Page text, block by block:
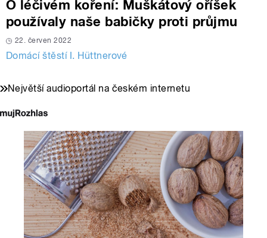
O léčivém koření: Muškátový oříšek
používaly naše babičky proti průjmu
22. červen 2022
Domácí štěstí I. Hüttnerové
Největší audioportál na českém internetu